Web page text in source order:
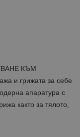
КЪМ
и грижата за себе
апаратура с
както за тялото,